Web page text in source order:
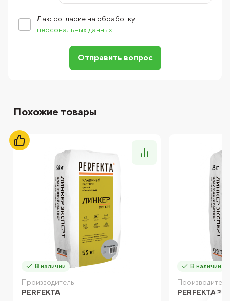
Даю согласие на обработку
персональных данных
Отправить вопрос
Похожие товары
В наличии
Производитель:
PERFEKTA
В наличии
PERFEKTA